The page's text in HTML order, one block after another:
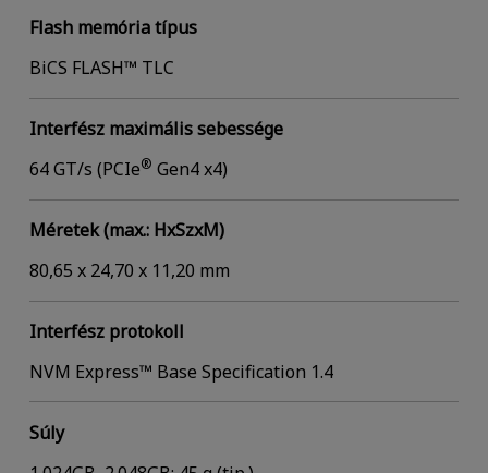
Flash memória típus
BiCS FLASH™ TLC
Interfész maximális sebessége
64 GT/s (PCIe® Gen4 x4)
Méretek (max.: HxSzxM)
80,65 x 24,70 x 11,20 mm
Interfész protokoll
NVM Express™ Base Specification 1.4
Súly